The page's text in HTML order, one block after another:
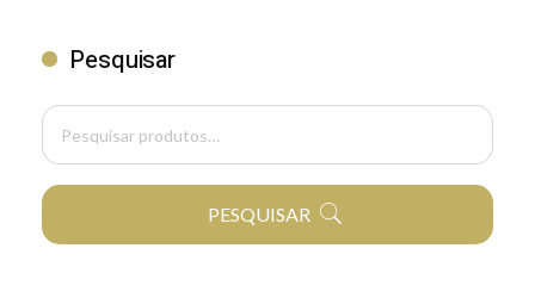
Pesquisar
PESQUISAR